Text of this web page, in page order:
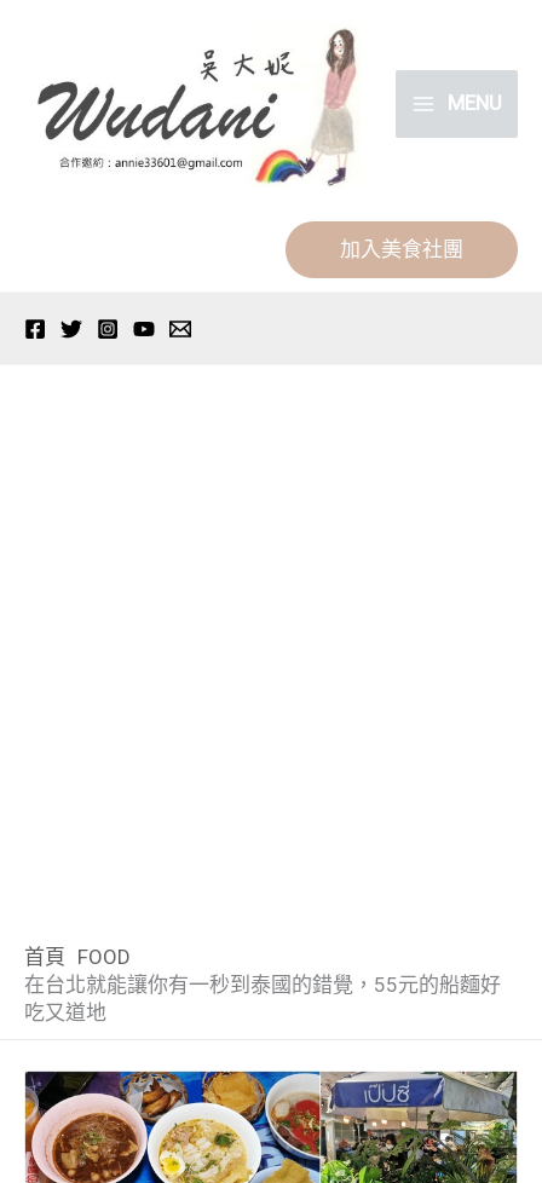
MENU
加入美食社團
首頁 FOOD
在台北就能讓你有一秒到泰國的錯覺，55元的船麵好
吃又道地